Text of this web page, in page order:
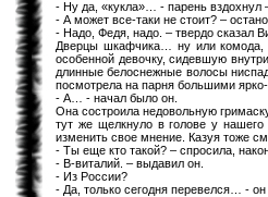
- Ну да, «кукла»… - парень вздохнул
- А может все-таки не стоит? –
- Надо, Федя, надо. – твердо сказал
Дверцы шкафчика… ну или комода,
особенной девочку, сидевшую
длинные белоснежные волосы
посмотрела на парня большими
- А… - начал было он.
Она состроила недовольную
тут же щелкнуло в голове у
изменить свое мнение. Казуя тоже
- Ты еще кто такой? – спросила,
- В-виталий. – выдавил он.
- Из России?
- Да, только сегодня перевелся… -